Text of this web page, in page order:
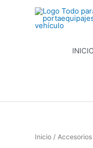
Inicio / Accesorios